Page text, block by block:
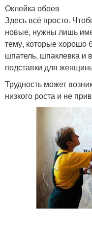
Оклейка обоев
Здесь всё просто.
новые, нужны лишь
тему, которые хорошо
шпатель, шпаклевка и
подставки для
Трудность может
низкого роста и не